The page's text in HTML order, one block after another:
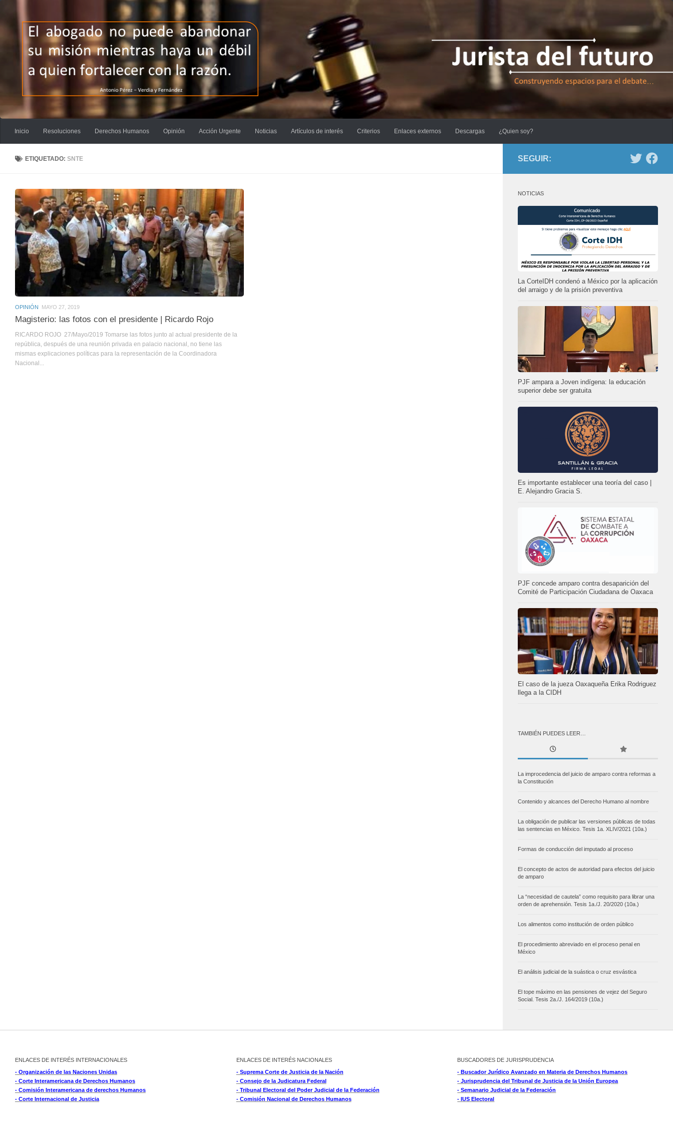
Inicio Resoluciones Derechos Humanos Opinión Acción Urgente Noticias Artículos de interés Criterios Enlaces externos Descargas ¿Quien soy?
ETIQUETADO: SNTE
OPINIÓN MAYO 27, 2019
Magisterio: las fotos con el presidente | Ricardo Rojo
RICARDO ROJO 27/Mayo/2019 Tomarse las fotos junto al actual presidente de la
república, después de una reunión privada en palacio nacional, no tiene las
mismas explicaciones políticas para la representación de la Coordinadora
Nacional...
SEGUIR:
NOTICIAS
La CorteIDH condenó a México por la aplicación
del arraigo y de la prisión preventiva
PJF ampara a Joven indígena: la educación
superior debe ser gratuita
Es importante establecer una teoría del caso |
E. Alejandro Gracia S.
PJF concede amparo contra desaparición del
Comité de Participación Ciudadana de Oaxaca
El caso de la jueza Oaxaqueña Erika Rodriguez
llega a la CIDH
TAMBIÉN PUEDES LEER…
La improcedencia del juicio de amparo contra reformas a
la Constitución
Contenido y alcances del Derecho Humano al nombre
La obligación de publicar las versiones públicas de todas
las sentencias en México. Tesis 1a. XLIV/2021 (10a.)
Formas de conducción del imputado al proceso
El concepto de actos de autoridad para efectos del juicio
de amparo
La “necesidad de cautela” como requisito para librar una
orden de aprehensión. Tesis 1a./J. 20/2020 (10a.)
Los alimentos como institución de orden público
El procedimiento abreviado en el proceso penal en
México
El análisis judicial de la suástica o cruz esvástica
El tope máximo en las pensiones de vejez del Seguro
Social. Tesis 2a./J. 164/2019 (10a.)
ENLACES DE INTERÉS INTERNACIONALES
- Organización de las Naciones Unidas
- Corte Interamericana de Derechos Humanos
- Comisión Interamericana de derechos Humanos
- Corte Internacional de Justicia
ENLACES DE INTERÉS NACIONALES
- Suprema Corte de Justicia de la Nación
- Consejo de la Judicatura Federal
- Tribunal Electoral del Poder Judicial de la Federación
- Comisión Nacional de Derechos Humanos
BUSCADORES DE JURISPRUDENCIA
- Buscador Jurídico Avanzado en Materia de Derechos Humanos
- Jurisprudencia del Tribunal de Justicia de la Unión Europea
- Semanario Judicial de la Federación
- IUS Electoral